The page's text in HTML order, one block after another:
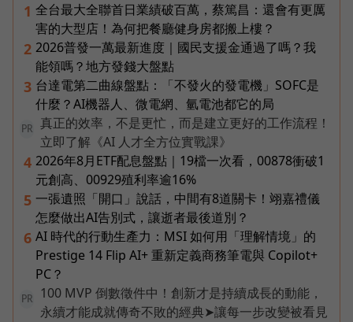
1 全台最大全聯首日業績破百萬，蔡篤昌：還會有更厲
害的大型店！為何把餐廳健身房都搬上樓？
2 2026普發一萬最新進度｜國民支援金通過了嗎？我
能領嗎？地方發錢大盤點
3 台達電第二曲線盤點：「不發火的發電機」SOFC是
什麼？AI機器人、微電網、氫電池都它的局
PR
真正的效率，不是更忙，而是建立更好的工作流程！
立即了解《AI 人才全方位實戰課》
4 2026年8月ETF配息盤點｜19檔一次看，00878衝破1
元創高、00929殖利率逾16%
5 一張遺照「開口」說話，中間有8道關卡！翊嘉禮儀
怎麼做出AI告別式，讓逝者最後道別？
6 AI 時代的行動生產力：MSI 如何用「理解情境」的
Prestige 14 Flip AI+ 重新定義商務筆電與 Copilot+
PC？
PR
100 MVP 倒數徵件中！創新才是持續成長的動能，
永續才能成就傳奇不敗的經典➤讓每一步改變被看見